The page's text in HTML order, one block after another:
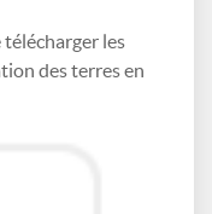
les
des terres en